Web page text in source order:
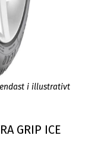
i illustrativt
GRIP ICE